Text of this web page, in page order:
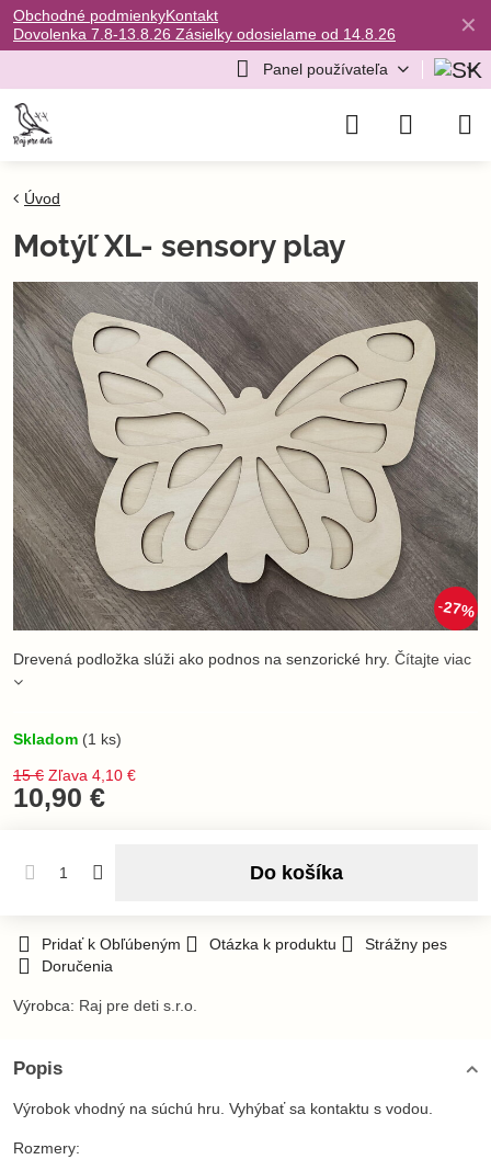
✕
Obchodné podmienkyKontakt
Dovolenka 7.8-13.8.26 Zásielky odosielame od 14.8.26
Panel používateľa
27%
Úvod
Motýľ XL- sensory play
Drevená podložka slúži ako podnos na senzorické hry. Čítajte viac
Skladom (1 ks)
15 € Zľava 4,10 €
10,90 €
Do košíka
Pridať k Obľúbeným Otázka k produktu
Strážny pes
Doručenia
Výrobca: Raj pre deti s.r.o.
Popis
Výrobok vhodný na súchú hru. Vyhýbať sa kontaktu s vodou.
Rozmery: